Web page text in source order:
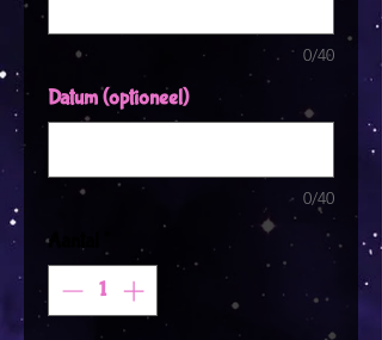
0/40
Datum (optioneel)
0/40
Aantal